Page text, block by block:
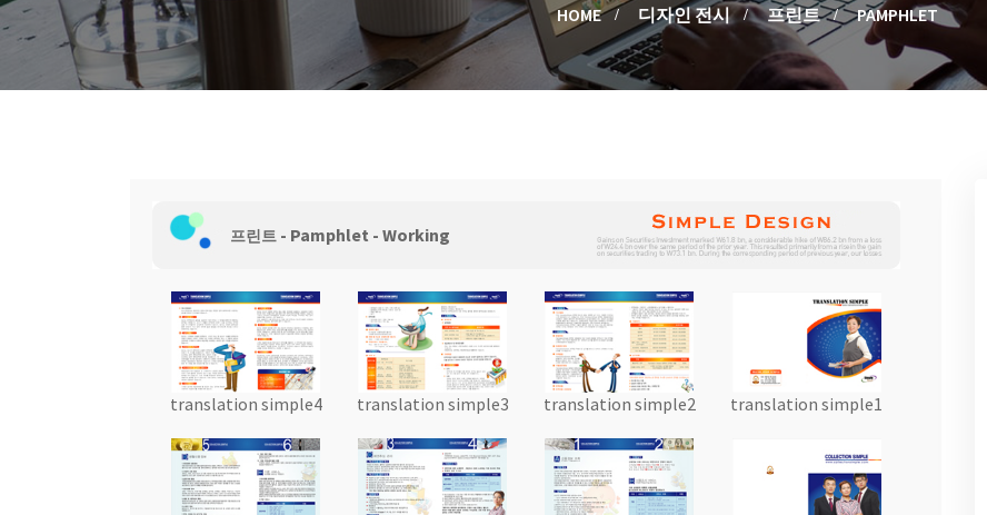
홈페이지 제작
홈페이지 종류
웹 호스팅
검색엔진등록
배너광고
광고
동영상
China
Other
HOME 디자인 전시 프린트 PAMPHLET
프린트 - Pamphlet - Working
translation simple4 translation simple3 translation simple2 translation simple1